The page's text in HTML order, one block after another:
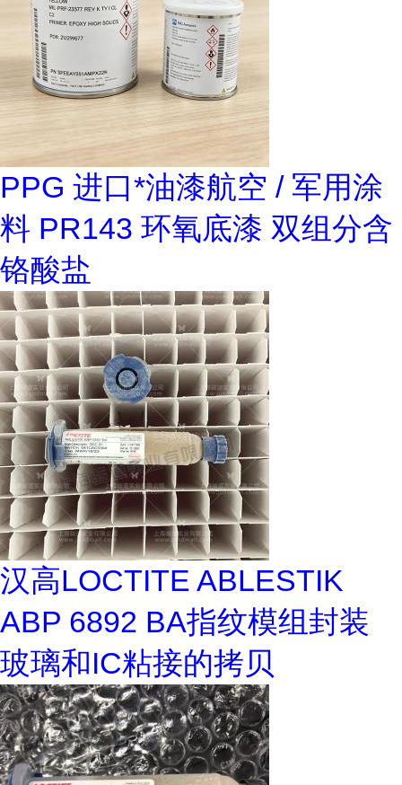
PPG 进口*油漆航空 / 军用涂
料 PR143 环氧底漆 双组分含
铬酸盐
汉高LOCTITE ABLESTIK
ABP 6892 BA指纹模组封装
玻璃和IC粘接的拷贝